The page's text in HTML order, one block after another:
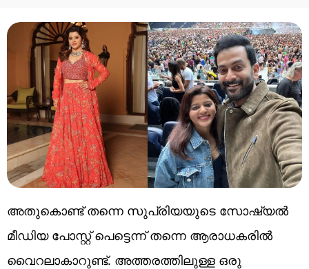
അതുകൊണ്ട് തന്നെ സുപ്രിയയുടെ സോഷ്യൽ
മീഡിയ പോസ്റ്റ് പെട്ടെന്ന് തന്നെ ആരാധകരിൽ
വൈറലാകാറുണ്ട്. അത്തരത്തിലുള്ള ഒരു